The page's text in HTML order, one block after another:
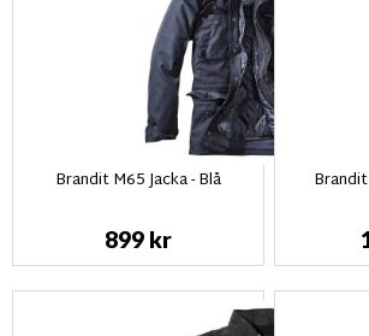
Brandit M65 Jacka - Blå
899 kr